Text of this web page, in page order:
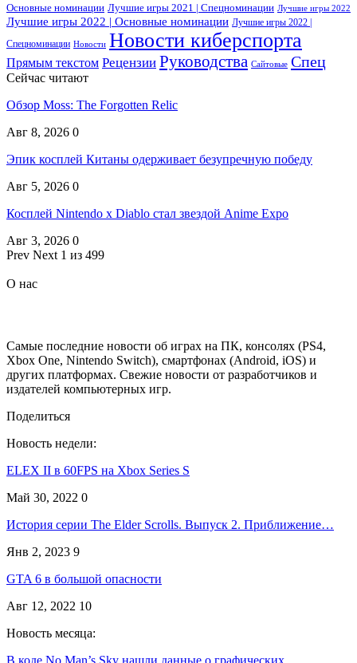
Основные номинации Лучшие игры 2021 | Спецноминации Лучшие игры 2022
Лучшие игры 2022 | Основные номинации Лучшие игры 2022 |
Спецноминации Новости Новости киберспорта
Прямым текстом Рецензии Руководства Сайтовые Спец
Сейчас читают
Обзор Moss: The Forgotten Relic
Авг 8, 2026 0
Эпик косплей Китаны одерживает безупречную победу
Авг 5, 2026 0
Косплей Nintendo x Diablo стал звездой Anime Expo
Авг 3, 2026 0
Prev Next 1 из 499
О нас
Самые последние новости об играх на ПК, консолях (PS4,
Xbox One, Nintendo Switch), смартфонах (Android, iOS) и
других платформах. Свежие новости от разработчиков и
издателей компьютерных игр.
Поделиться
Новость недели:
ELEX II в 60FPS на Xbox Series S
Май 30, 2022 0
История серии The Elder Scrolls. Выпуск 2. Приближение…
Янв 2, 2023 9
GTA 6 в большой опасности
Авг 12, 2022 10
Новость месяца: